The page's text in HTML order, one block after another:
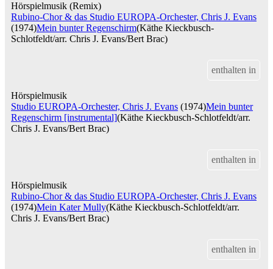
Hörspielmusik (Remix)
Rubino-Chor & das Studio EUROPA-Orchester, Chris J. Evans
(1974)Mein bunter Regenschirm(Käthe Kieckbusch-
Schlotfeldt/arr. Chris J. Evans/Bert Brac)
enthalten in
Hörspielmusik
Studio EUROPA-Orchester, Chris J. Evans (1974)Mein bunter
Regenschirm [instrumental](Käthe Kieckbusch-Schlotfeldt/arr.
Chris J. Evans/Bert Brac)
enthalten in
Hörspielmusik
Rubino-Chor & das Studio EUROPA-Orchester, Chris J. Evans
(1974)Mein Kater Mully(Käthe Kieckbusch-Schlotfeldt/arr.
Chris J. Evans/Bert Brac)
enthalten in